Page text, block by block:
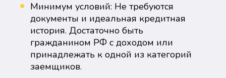
Минимум условий: Не требуются
документы и идеальная кредитная
история. Достаточно быть
гражданином РФ с доходом или
принадлежать к одной из категорий
заемщиков.